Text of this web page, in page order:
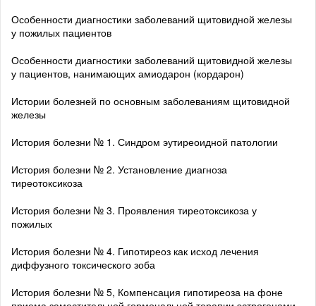
Особенности диагностики заболеваний щитовидной железы
у пожилых пациентов
Особенности диагностики заболеваний щитовидной железы
у пациентов, нанимающих амиодарон (кордарон)
Истории болезней по основным заболеваниям щитовидной
железы
История болезни № 1. Синдром эутиреоидной патологии
История болезни № 2. Установление диагноза
тиреотоксикоза
История болезни № 3. Проявления тиреотоксикоза у
пожилых
История болезни № 4. Гипотиреоз как исход лечения
диффузного токсического зоба
История болезни № 5, Компенсация гипотиреоза на фоне